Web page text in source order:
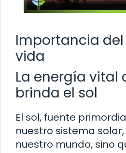
Importancia del
vida
La energía vital
brinda el sol
El sol, fuente
nuestro sistema
nuestro mundo, sino